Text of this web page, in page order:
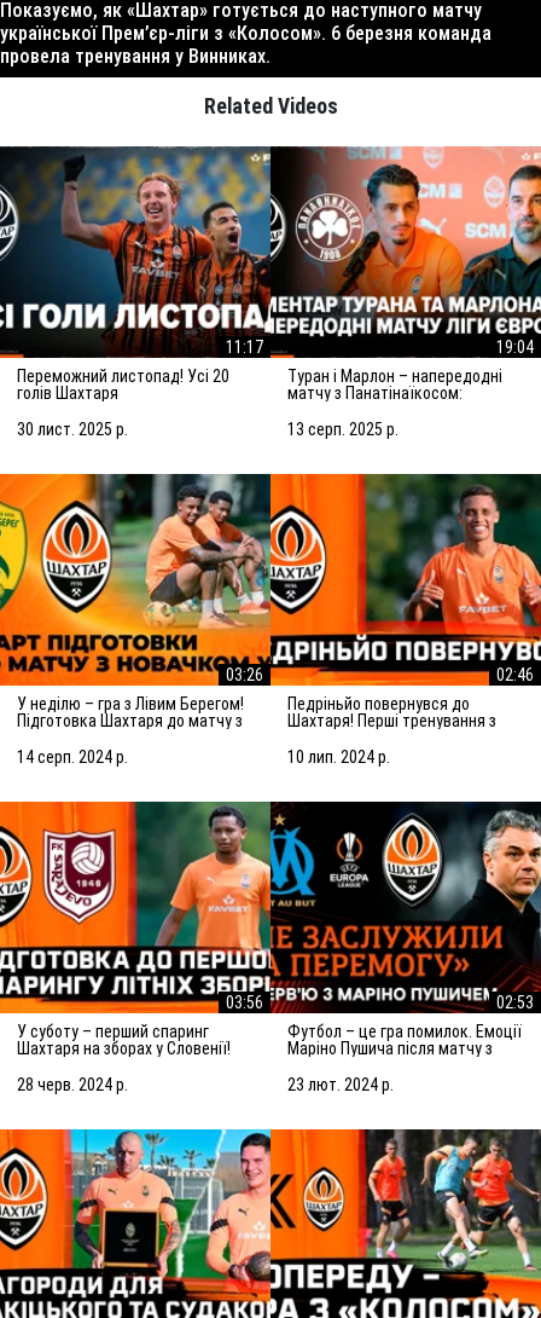
Показуємо, як «Шахтар» готується до наступного матчу
української Прем’єр-ліги з «Колосом». 6 березня команда
провела тренування у Винниках.
Related Videos
11:17
Переможний листопад! Усі 20
голів Шахтаря
30 лист. 2025 р.
19:04
Туран і Марлон – напередодні
матчу з Панатінаїкосом:
досягнення мети
13 серп. 2025 р.
03:26
У неділю – гра з Лівим Берегом!
Підготовка Шахтаря до матчу з
14 серп. 2024 р.
02:46
Педріньйо повернувся до
Шахтаря! Перші тренування з
10 лип. 2024 р.
03:56
У суботу – перший спаринг
Шахтаря на зборах у Словенії!
Сараєвом
28 черв. 2024 р.
02:53
Футбол – це гра помилок. Емоції
Маріно Пушича після матчу з
23 лют. 2024 р.